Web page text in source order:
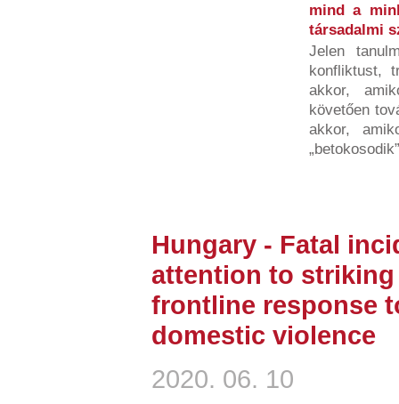
mind a
társadalmi
Jelen
konfliktust,
akkor,
követően
akkor,
Hungary - Fatal
attention to
frontline response
domestic violence
2020. 06. 10